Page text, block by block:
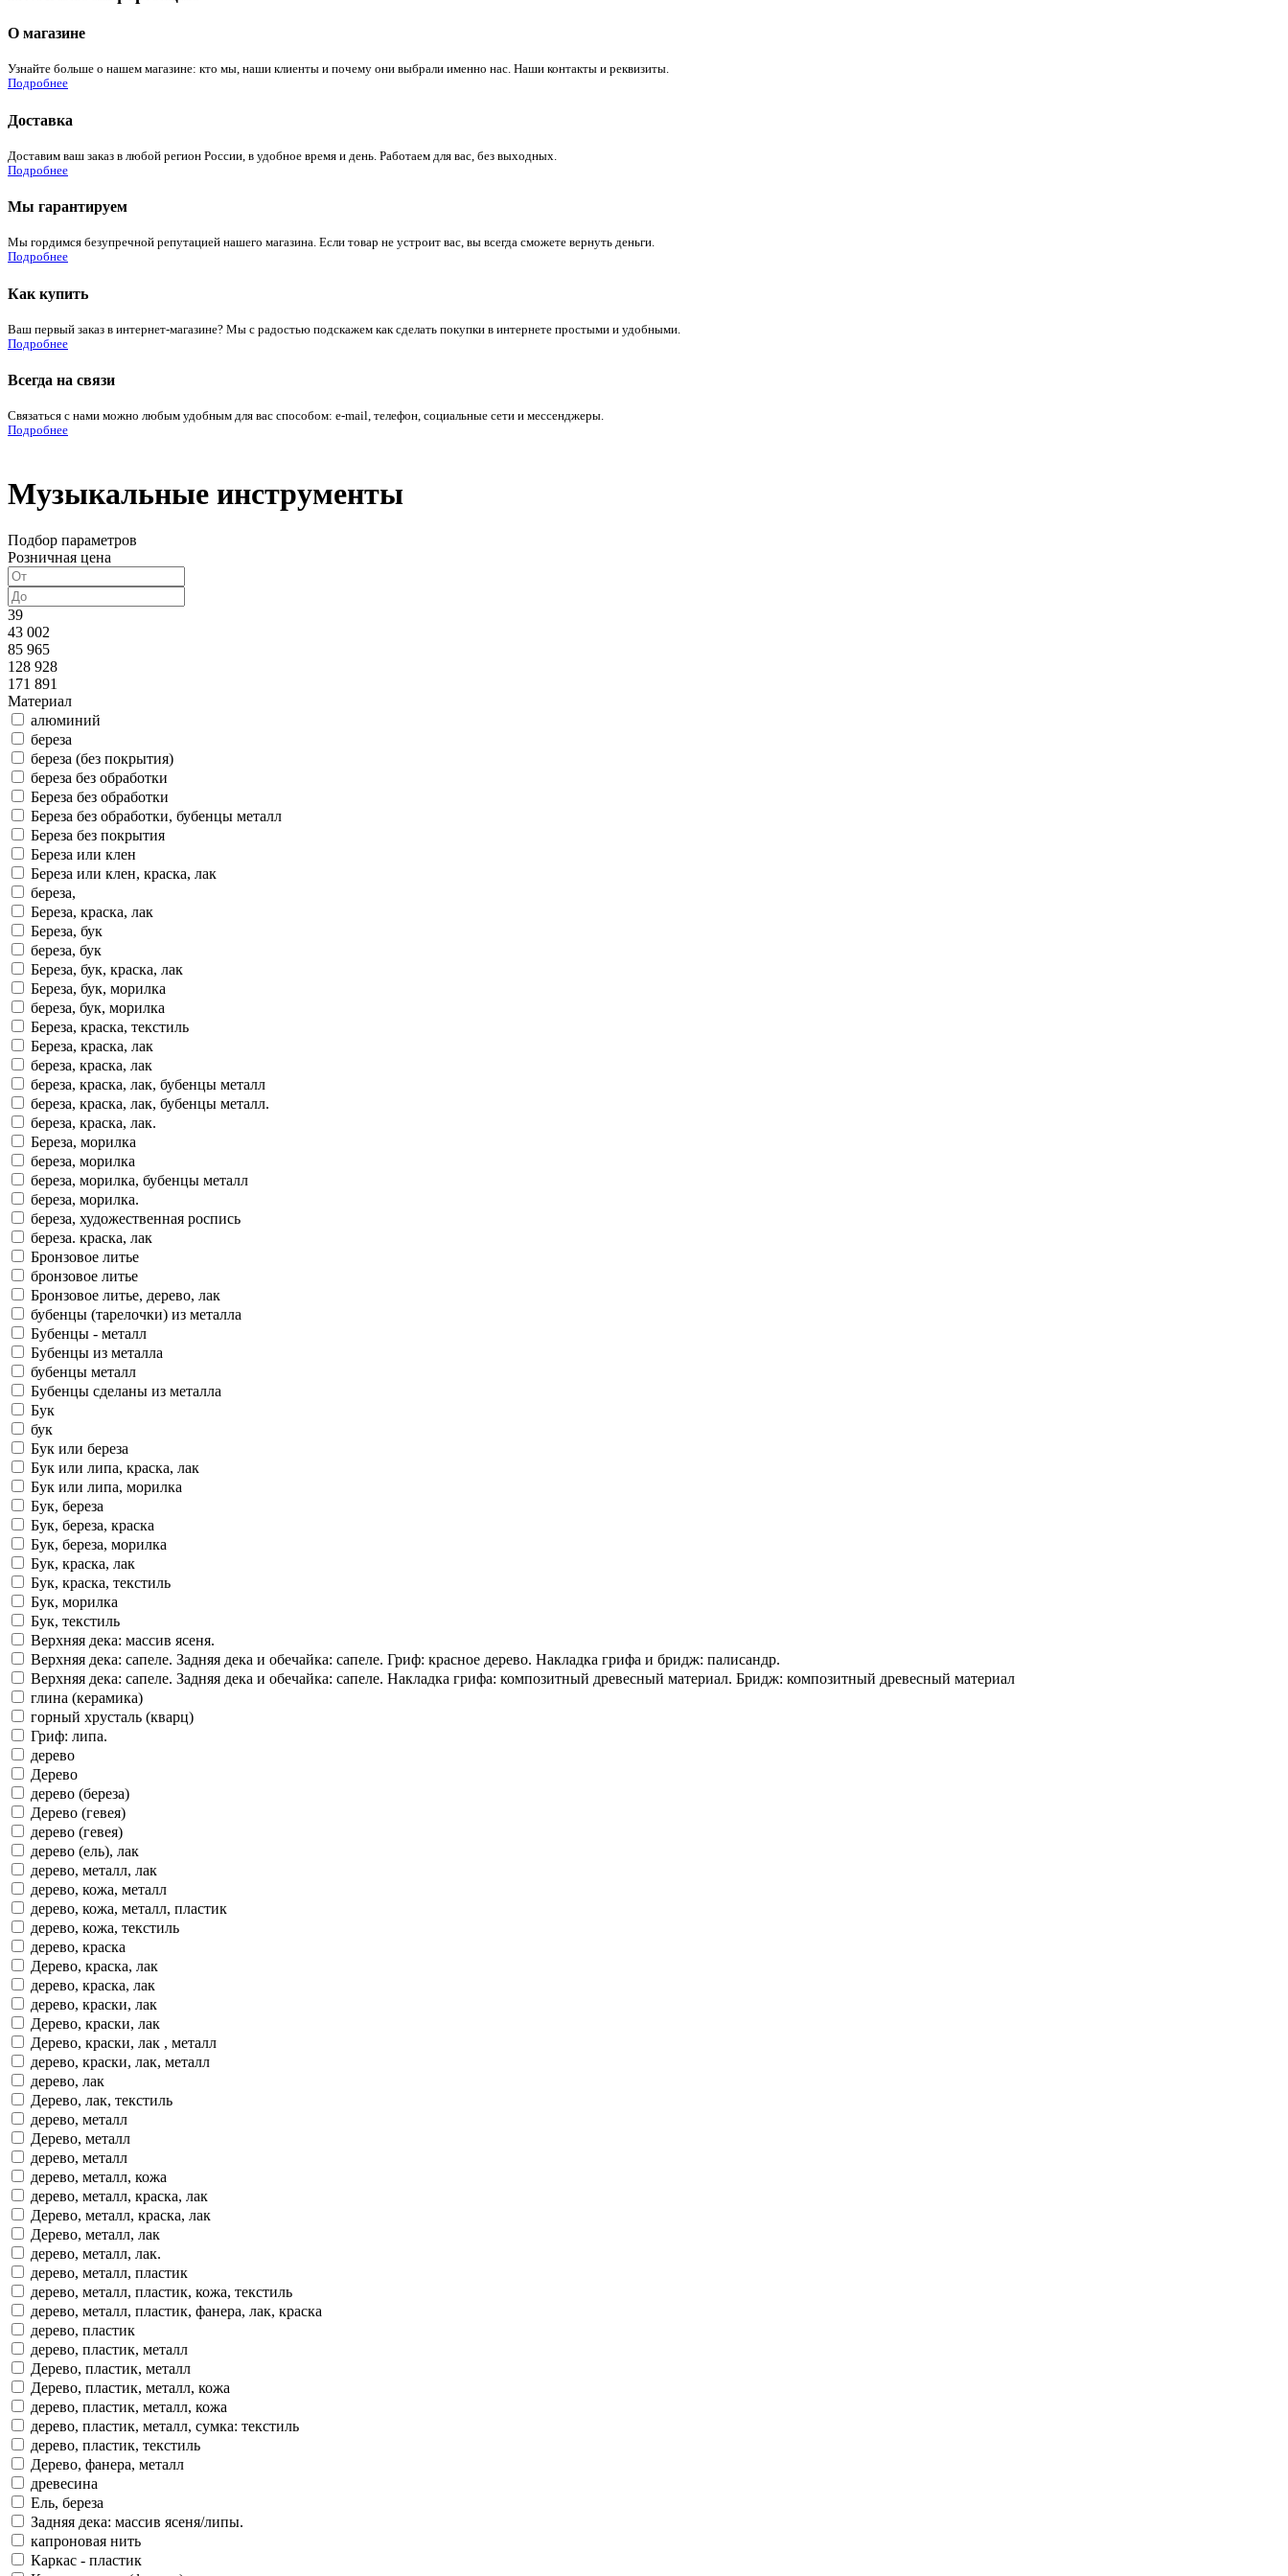
О магазине
Узнайте больше о нашем магазине: кто мы, наши клиенты и почему они выбрали именно нас. Наши контакты и реквизиты.
Подробнее
Доставка
Доставим ваш заказ в любой регион России, в удобное время и день. Работаем для вас, без выходных.
Подробнее
Мы гарантируем
Мы гордимся безупречной репутацией нашего магазина. Если товар не устроит вас, вы всегда сможете вернуть деньги.
Подробнее
Как купить
Ваш первый заказ в интернет-магазине? Мы с радостью подскажем как сделать покупки в интернете простыми и удобными.
Подробнее
Всегда на связи
Связаться с нами можно любым удобным для вас способом: e-mail, телефон, социальные сети и мессенджеры.
Подробнее
Музыкальные инструменты
Подбор параметров
Розничная цена
39
43 002
85 965
128 928
171 891
Материал
алюминий
береза
береза (без покрытия)
береза без обработки
Береза без обработки
Береза без обработки, бубенцы металл
Береза без покрытия
Береза или клен
Береза или клен, краска, лак
береза,
Береза, краска, лак
Береза, бук
береза, бук
Береза, бук, краска, лак
Береза, бук, морилка
береза, бук, морилка
Береза, краска, текстиль
Береза, краска, лак
береза, краска, лак
береза, краска, лак, бубенцы металл
береза, краска, лак, бубенцы металл.
береза, краска, лак.
Береза, морилка
береза, морилка
береза, морилка, бубенцы металл
береза, морилка.
береза, художественная роспись
береза. краска, лак
Бронзовое литье
бронзовое литье
Бронзовое литье, дерево, лак
бубенцы (тарелочки) из металла
Бубенцы - металл
Бубенцы из металла
бубенцы металл
Бубенцы сделаны из металла
Бук
бук
Бук или береза
Бук или липа, краска, лак
Бук или липа, морилка
Бук, береза
Бук, береза, краска
Бук, береза, морилка
Бук, краска, лак
Бук, краска, текстиль
Бук, морилка
Бук, текстиль
Верхняя дека: массив ясеня.
Верхняя дека: сапеле. Задняя дека и обечайка: сапеле. Гриф: красное дерево. Накладка грифа и бридж: палисандр.
Верхняя дека: сапеле. Задняя дека и обечайка: сапеле. Накладка грифа: композитный древесный материал. Бридж: композитный древесный материал
глина (керамика)
горный хрусталь (кварц)
Гриф: липа.
дерево
Дерево
дерево (береза)
Дерево (гевея)
дерево (гевея)
дерево (ель), лак
дерево, металл, лак
дерево, кожа, металл
дерево, кожа, металл, пластик
дерево, кожа, текстиль
дерево, краска
Дерево, краска, лак
дерево, краска, лак
дерево, краски, лак
Дерево, краски, лак
Дерево, краски, лак , металл
дерево, краски, лак, металл
дерево, лак
Дерево, лак, текстиль
дерево, металл
Дерево, металл
дерево, металл
дерево, металл, кожа
дерево, металл, краска, лак
Дерево, металл, краска, лак
Дерево, металл, лак
дерево, металл, лак.
дерево, металл, пластик
дерево, металл, пластик, кожа, текстиль
дерево, металл, пластик, фанера, лак, краска
дерево, пластик
дерево, пластик, металл
Дерево, пластик, металл
Дерево, пластик, металл, кожа
дерево, пластик, металл, кожа
дерево, пластик, металл, сумка: текстиль
дерево, пластик, текстиль
Дерево, фанера, металл
древесина
Ель, береза
Задняя дека: массив ясеня/липы.
капроновая нить
Каркас - пластик